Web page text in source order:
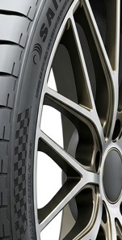
حسب
العلامة
التجارية